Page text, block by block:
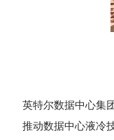
英特尔数据中心集
推动数据中心液冷